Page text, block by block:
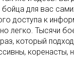
для вас
доступа к
легко. Тысячи
который
коренасты,